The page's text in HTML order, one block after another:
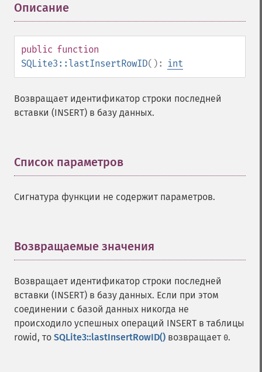
Описание
public function
SQLite3::lastInsertRowID(): int
Возвращает идентификатор строки последней
вставки (INSERT) в базу данных.
Список параметров
Сигнатура функции не содержит параметров.
Возвращаемые значения
Возвращает идентификатор строки последней
вставки (INSERT) в базу данных. Если при этом
соединении с базой данных никогда не
происходило успешных операций INSERT в таблицы
rowid, то SQLite3::lastInsertRowID() возвращает 0.